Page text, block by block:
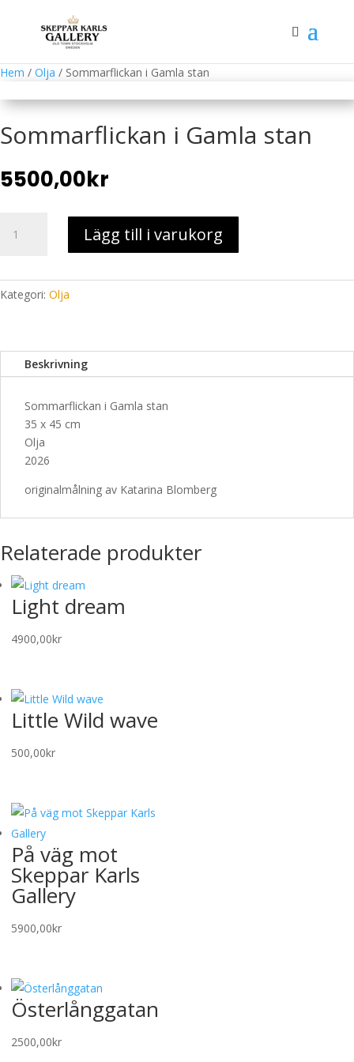
Hem / Olja / Sommarflickan i Gamla stan
Sommarflickan i Gamla stan
5500,00kr
Sommarflickan
mängd
Lägg till i varukorg
Kategori: Olja
Beskrivning
Sommarflickan i Gamla stan
35 x 45 cm
Olja
2026
originalmålning av Katarina Blomberg
Relaterade produkter
Light dream
4900,00kr
Little Wild wave
500,00kr
På väg mot
Skeppar Karls
Gallery
5900,00kr
Österlånggatan
2500,00kr